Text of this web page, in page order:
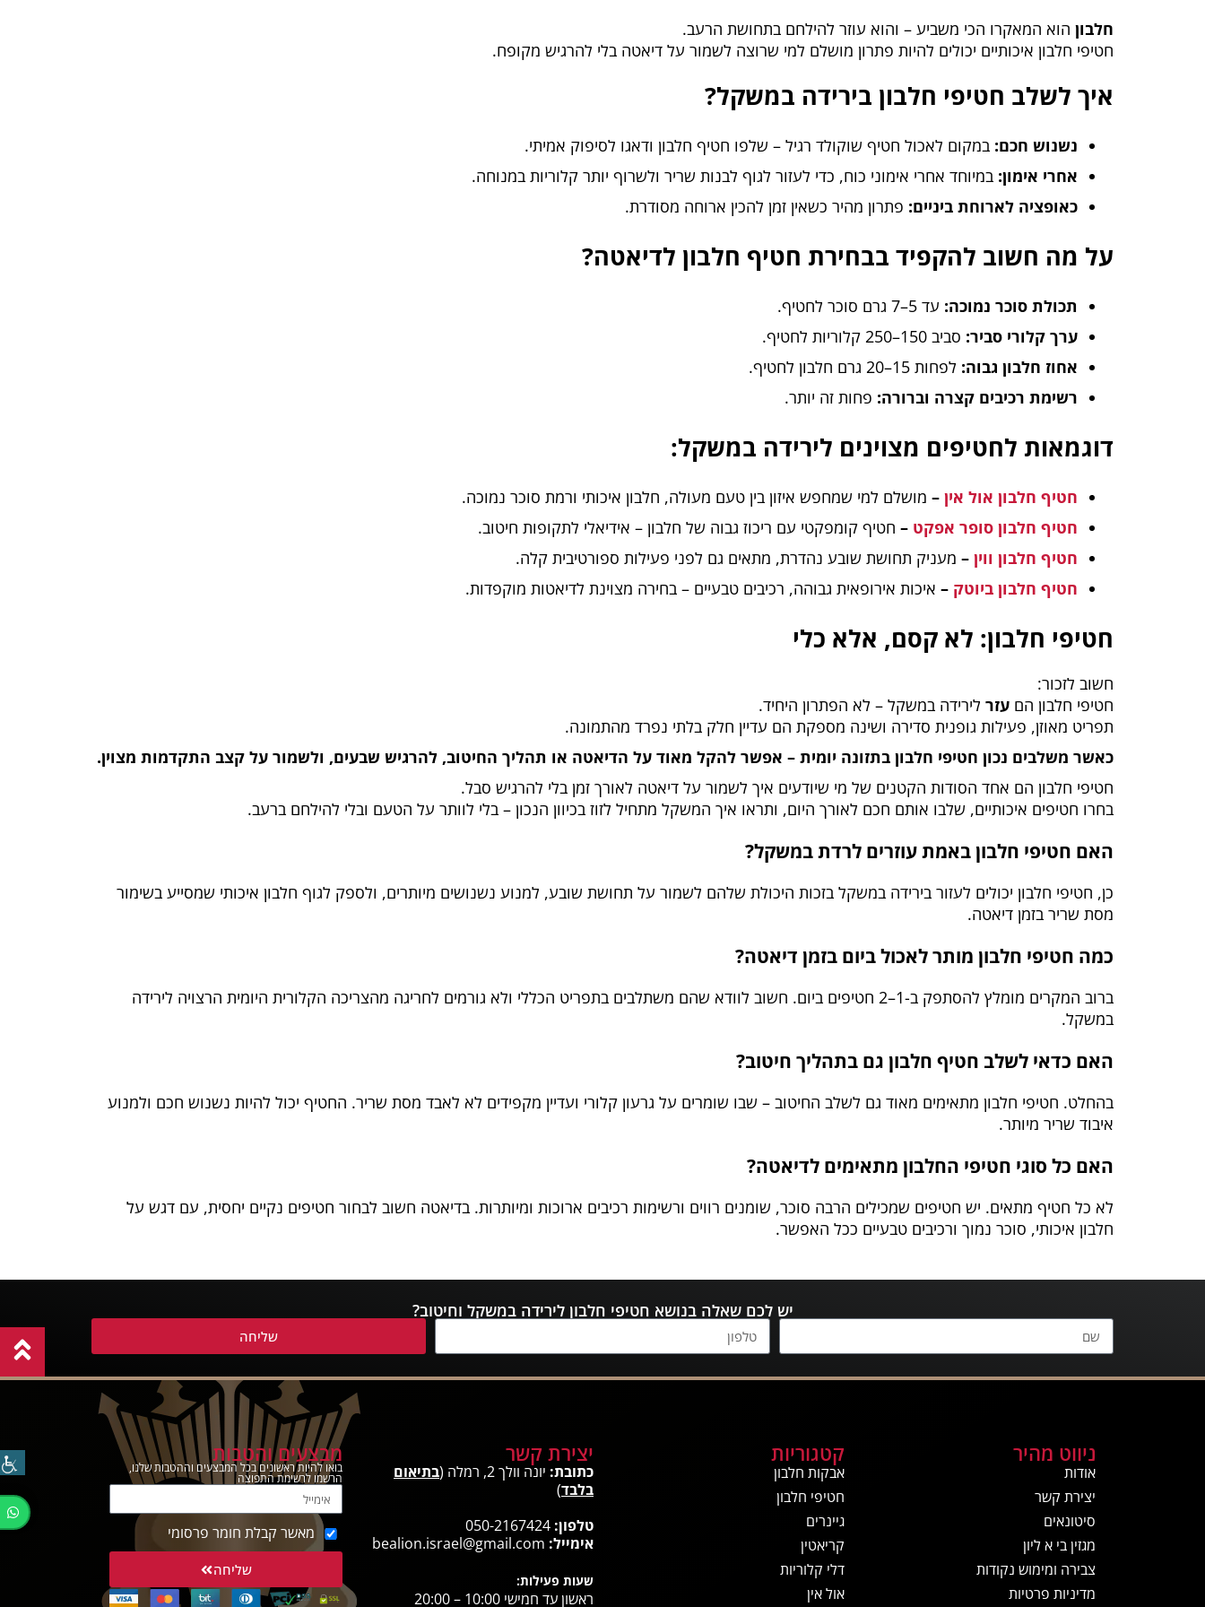
חלבון הוא המאקרו הכי משביע – והוא עוזר להילחם בתחושת הרעב.
חטיפי חלבון איכותיים יכולים להיות פתרון מושלם למי שרוצה לשמור על דיאטה בלי להרגיש מקופח.
איך לשלב חטיפי חלבון בירידה במשקל?
נשנוש חכם: במקום לאכול חטיף שוקולד רגיל – שלפו חטיף חלבון ודאגו לסיפוק אמיתי.
אחרי אימון: במיוחד אחרי אימוני כוח, כדי לעזור לגוף לבנות שריר ולשרוף יותר קלוריות במנוחה.
כאופציה לארוחת ביניים: פתרון מהיר כשאין זמן להכין ארוחה מסודרת.
על מה חשוב להקפיד בבחירת חטיף חלבון לדיאטה?
תכולת סוכר נמוכה: עד 5–7 גרם סוכר לחטיף.
ערך קלורי סביר: סביב 150–250 קלוריות לחטיף.
אחוז חלבון גבוה: לפחות 15–20 גרם חלבון לחטיף.
רשימת רכיבים קצרה וברורה: פחות זה יותר.
דוגמאות לחטיפים מצוינים לירידה במשקל:
חטיף חלבון אול אין – מושלם למי שמחפש איזון בין טעם מעולה, חלבון איכותי ורמת סוכר נמוכה.
חטיף חלבון סופר אפקט – חטיף קומפקטי עם ריכוז גבוה של חלבון – אידיאלי לתקופות חיטוב.
חטיף חלבון ווין – מעניק תחושת שובע נהדרת, מתאים גם לפני פעילות ספורטיבית קלה.
חטיף חלבון ביוטק – איכות אירופאית גבוהה, רכיבים טבעיים – בחירה מצוינת לדיאטות מוקפדות.
חטיפי חלבון: לא קסם, אלא כלי
חשוב לזכור:
חטיפי חלבון הם עזר לירידה במשקל – לא הפתרון היחיד.
תפריט מאוזן, פעילות גופנית סדירה ושינה מספקת הם עדיין חלק בלתי נפרד מהתמונה.
כאשר משלבים נכון חטיפי חלבון בתזונה יומית – אפשר להקל מאוד על הדיאטה או תהליך החיטוב, להרגיש שבעים, ולשמור על קצב התקדמות מצוין.
חטיפי חלבון הם אחד הסודות הקטנים של מי שיודעים איך לשמור על דיאטה לאורך זמן בלי להרגיש סבל.
בחרו חטיפים איכותיים, שלבו אותם חכם לאורך היום, ותראו איך המשקל מתחיל לזוז בכיוון הנכון – בלי לוותר על הטעם ובלי להילחם ברעב.
האם חטיפי חלבון באמת עוזרים לרדת במשקל?
כן, חטיפי חלבון יכולים לעזור בירידה במשקל בזכות היכולת שלהם לשמור על תחושת שובע, למנוע נשנושים מיותרים, ולספק לגוף חלבון איכותי שמסייע בשימור
מסת שריר בזמן דיאטה.
כמה חטיפי חלבון מותר לאכול ביום בזמן דיאטה?
ברוב המקרים מומלץ להסתפק ב-1–2 חטיפים ביום. חשוב לוודא שהם משתלבים בתפריט הכללי ולא גורמים לחריגה מהצריכה הקלורית היומית הרצויה לירידה
במשקל.
האם כדאי לשלב חטיף חלבון גם בתהליך חיטוב?
בהחלט. חטיפי חלבון מתאימים מאוד גם לשלב החיטוב – שבו שומרים על גרעון קלורי ועדיין מקפידים לא לאבד מסת שריר. החטיף יכול להיות נשנוש חכם ולמנוע
איבוד שריר מיותר.
האם כל סוגי חטיפי החלבון מתאימים לדיאטה?
לא כל חטיף מתאים. יש חטיפים שמכילים הרבה סוכר, שומנים רווים ורשימות רכיבים ארוכות ומיותרות. בדיאטה חשוב לבחור חטיפים נקיים יחסית, עם דגש על
חלבון איכותי, סוכר נמוך ורכיבים טבעיים ככל האפשר.
יש לכם שאלה בנושא חטיפי חלבון לירידה במשקל וחיטוב?
שליחה
ניווט מהיר
אודות
יצירת קשר
סיטונאים
מגזין בי א ליון
צבירה ומימוש נקודות
מדיניות פרטיות
קטגוריות
אבקות חלבון
חטיפי חלבון
גיינרים
קריאטין
דלי קלוריות
אול אין
יצירת קשר
כתובת: יונה וולך 2, רמלה (
בתיאום
בלבד)
טלפון: 050-2167424
אימייל: bealion.israel@gmail.com
שעות פעילות:
ראשון עד חמישי 10:00 – 20:00
מבצעים והטבות
בואו להיות ראשונים בכל המבצעים וההטבות שלנו,
הרשמו לרשימת התפוצה
מאשר קבלת חומר פרסומי
שליחה